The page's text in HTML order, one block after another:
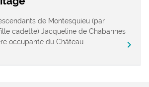
de Montesquieu (par
cadette) Jacqueline de Chabannes
occupante du Château...
chevron_right